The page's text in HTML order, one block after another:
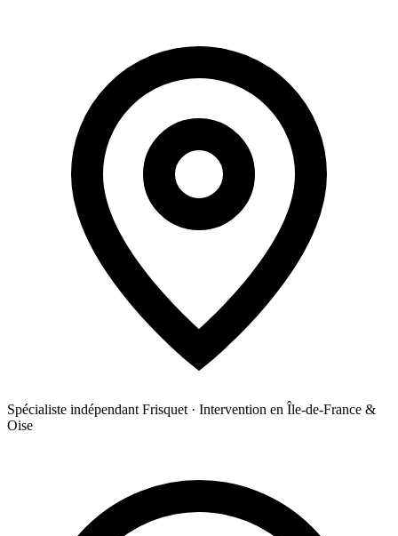
Spécialiste indépendant Frisquet · Intervention en Île-de-France &
Oise